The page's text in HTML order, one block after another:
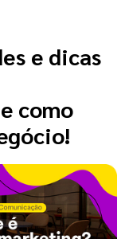
e dicas
como